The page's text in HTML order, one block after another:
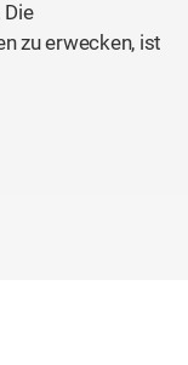
zu erwecken, ist